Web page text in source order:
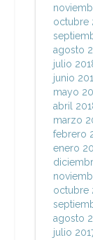
octubre
agosto
julio
junio
mayo
abril
marzo
febrero
enero
octubre
agosto
julio